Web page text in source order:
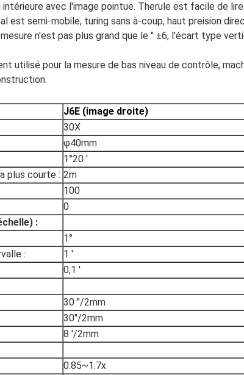
avec l'image pointue. Therule est facile de
est semi-mobile, turing sans à-coup, haut preision
n'est pas plus grand que le ″ ±6, l'écart type
utilisé pour la mesure de bas niveau de contrôle,
J6E (image droite)
30X
φ40mm
1°20 ′
plus courte : 2m
100
0
:
1°
:
1 ′
0,1 ′
30 ″/2mm
30"/2mm
8 ′/2mm
0.85~1.7x